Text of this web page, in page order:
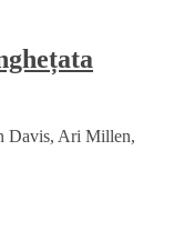
Davis, Ari Millen,